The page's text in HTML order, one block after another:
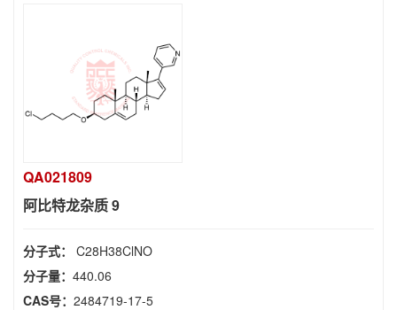
QA021809
阿比特龙杂质 9
分子式： C28H38ClNO
分子量： 440.06
CAS号： 2484719-17-5